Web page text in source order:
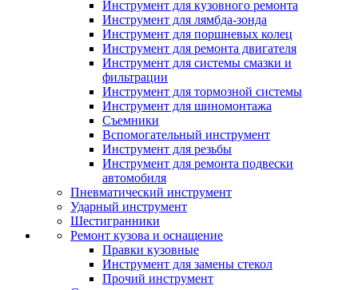
Инструмент для кузовного ремонта
Инструмент для лямбда-зонда
Инструмент для поршневых колец
Инструмент для ремонта двигателя
Инструмент для системы смазки и
фильтрации
Инструмент для тормозной системы
Инструмент для шиномонтажа
Съемники
Вспомогательный инструмент
Инструмент для резьбы
Инструмент для ремонта подвески
автомобиля
Пневматический инструмент
Ударный инструмент
Шестигранники
Ремонт кузова и оснащение
Правки кузовные
Инструмент для замены стекол
Прочий инструмент